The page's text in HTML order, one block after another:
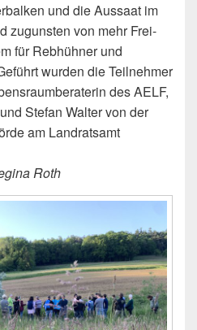
und die Aussaat im
zugunsten von mehr Frei-
für Rebhühner und
wurden die Teilnehmer
des AELF,
Stefan Walter von der
am Landratsamt
Roth